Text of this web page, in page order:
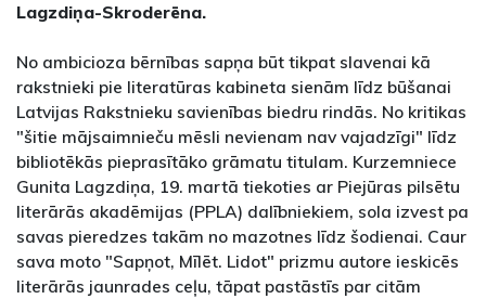
Lagzdiņa-Skroderēna.
No ambicioza bērnības sapņa būt tikpat slavenai kā
rakstnieki pie literatūras kabineta sienām līdz būšanai
Latvijas Rakstnieku savienības biedru rindās. No kritikas
"šitie mājsaimnieču mēsli nevienam nav vajadzīgi" līdz
bibliotēkās pieprasītāko grāmatu titulam. Kurzemniece
Gunita Lagzdiņa, 19. martā tiekoties ar Piejūras pilsētu
literārās akadēmijas (PPLA) dalībniekiem, sola izvest pa
savas pieredzes takām no mazotnes līdz šodienai. Caur
sava moto "Sapņot, Mīlēt. Lidot" prizmu autore ieskicēs
literārās jaunrades ceļu, tāpat pastāstīs par citām